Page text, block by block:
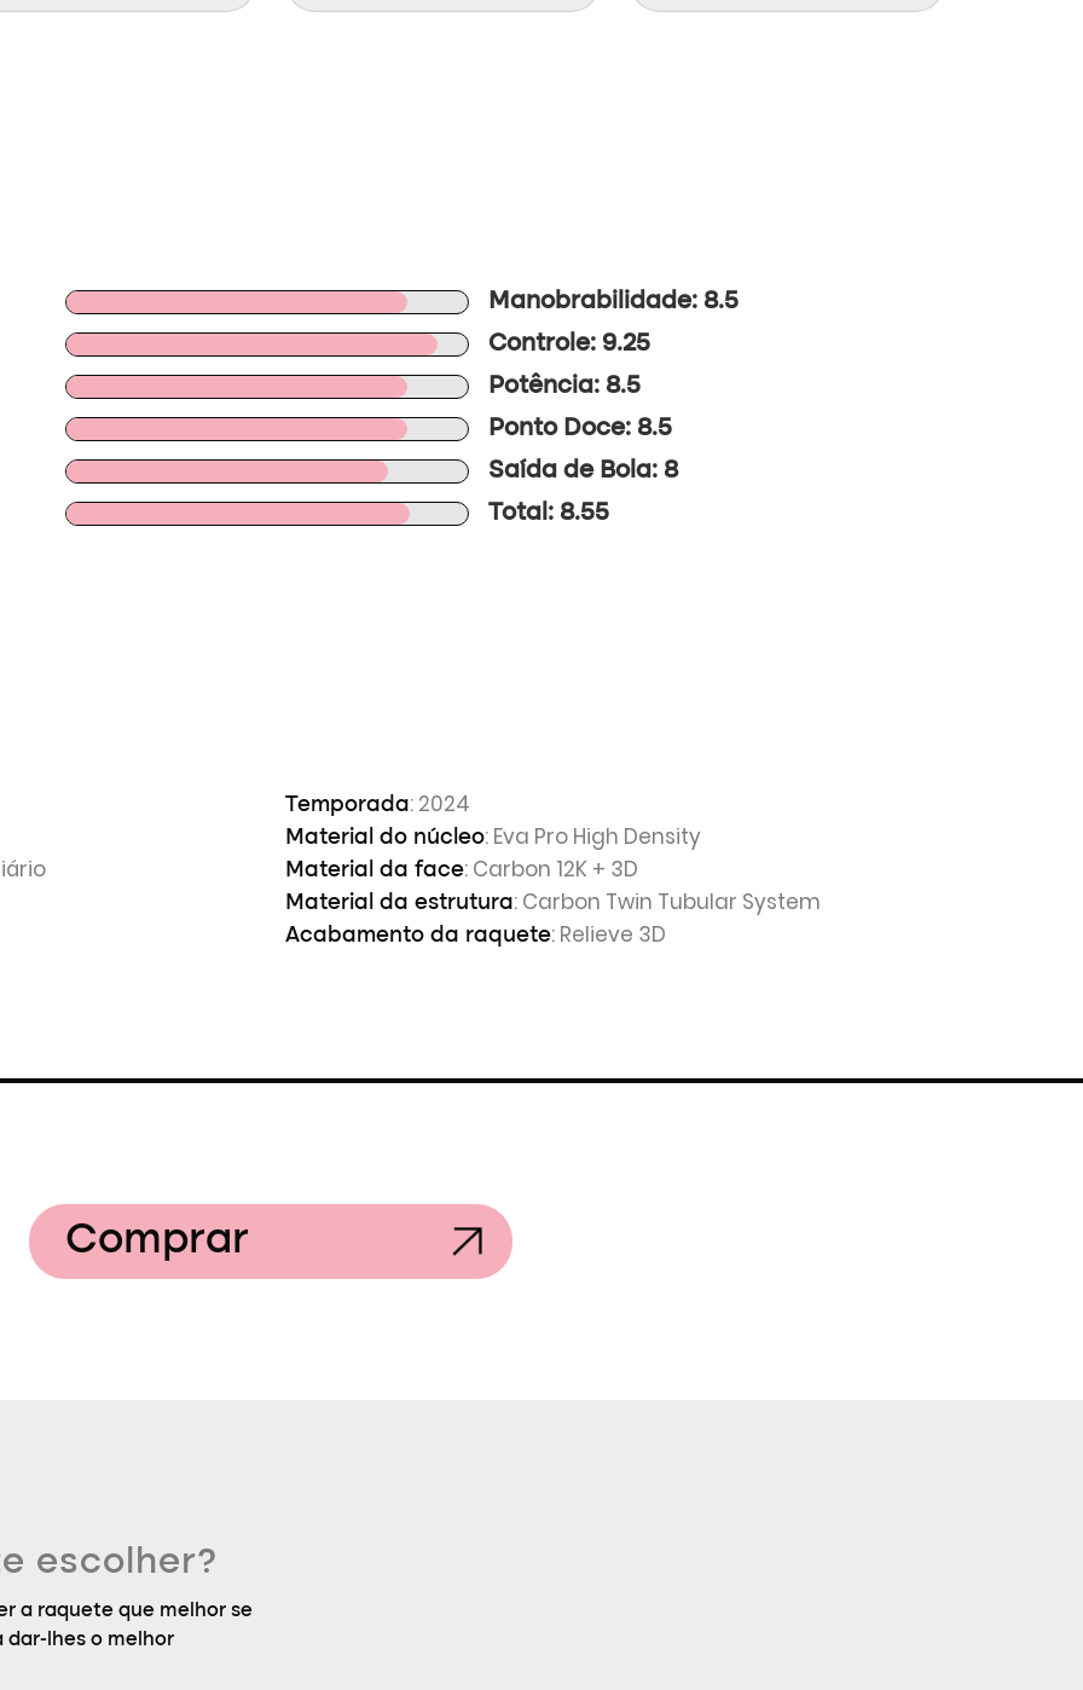
Manobrabilidade: 8.5
Controle: 9.25
Potência: 8.5
Ponto Doce: 8.5
Saída de Bola: 8
Total: 8.55
Temporada: 2024
Material do núcleo: Eva Pro High Density
Material da face: Carbon 12K + 3D
Material da estrutura: Carbon Twin Tubular System
Acabamento da raquete: Relieve 3D
Comprar
escolher?
a raquete que melhor se
dar-lhes o melhor